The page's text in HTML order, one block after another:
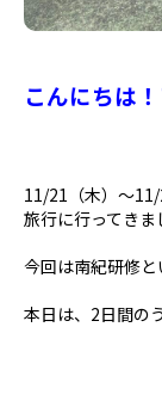
こんにちは
11/21（木）～
旅行に行ってきま
今回は南紀研修と
本日は、2日間の